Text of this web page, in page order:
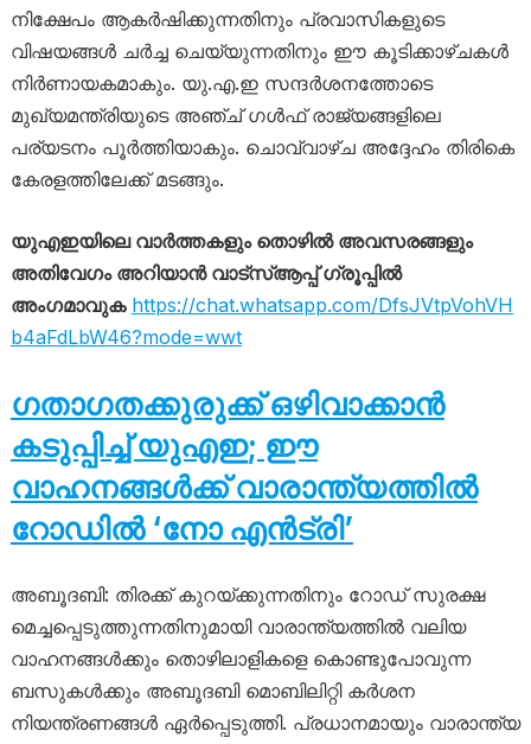
നിക്ഷേപം ആകർഷിക്കുന്നതിനും പ്രവാസികളുടെ
വിഷയങ്ങൾ ചർച്ച ചെയ്യുന്നതിനും ഈ കൂടിക്കാഴ്ചകൾ
നിർണായകമാകും. യു.എ.ഇ സന്ദർശനത്തോടെ
മുഖ്യമന്ത്രിയുടെ അഞ്ച് ഗൾഫ് രാജ്യങ്ങളിലെ
പര്യടനം പൂർത്തിയാകും. ചൊവ്വാഴ്ച അദ്ദേഹം തിരികെ
കേരളത്തിലേക്ക് മടങ്ങും.
യുഎഇയിലെ വാർത്തകളും തൊഴിൽ അവസരങ്ങളും
അതിവേഗം അറിയാൻ വാട്സ്ആപ്പ് ഗ്രൂപ്പിൽ
അംഗമാവുക https://chat.whatsapp.com/DfsJVtpVohVH
b4aFdLbW46?mode=wwt
ഗതാഗതക്കുരുക്ക് ഒഴിവാക്കാൻ
കടുപ്പിച്ച് യുഎഇ; ഈ
വാഹനങ്ങൾക്ക് വാരാന്ത്യത്തിൽ
റോഡിൽ ‘നോ എൻട്രി’
അ​ബൂ​ദ​ബി: തിരക്ക് കുറയ്ക്കുന്നതിനും റോഡ് സുരക്ഷ
മെച്ചപ്പെടുത്തുന്നതിനുമായി വാരാന്ത്യത്തിൽ വലിയ
വാഹനങ്ങൾക്കും തൊഴിലാളികളെ കൊണ്ടുപോവുന്ന
ബസുകൾക്കും അബൂദബി മൊബിലിറ്റി കർശന
നിയന്ത്രണങ്ങൾ ഏർപ്പെടുത്തി. പ്രധാനമായും വാരാന്ത്യ